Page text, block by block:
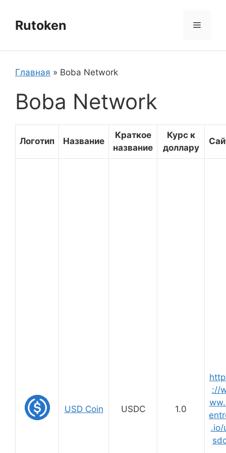
содержимому
Rutoken Меню
Главная » Boba Network
Boba Network
Логотип Название
Краткое
название
Курс к
доллару
USD Coin USDC 1.0
://
.io/